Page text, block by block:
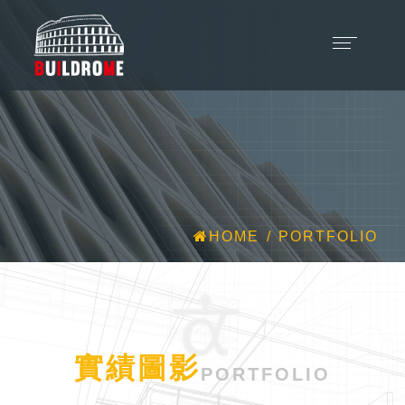
HOME PORTFOLIO
實績圖影PORTFOLIO